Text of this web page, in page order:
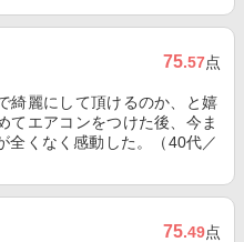
75.57点
綺麗にして頂けるのか、と嬉
てエアコンをつけた後、今ま
全くなく感動した。（40代／
75.49点